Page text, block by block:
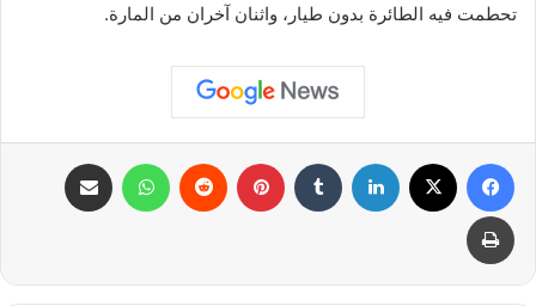
تحطمت فيه الطائرة بدون طيار، واثنان آخران من المارة.
فيسبوك لينكدإن بينتيريست واتساب
طباعة